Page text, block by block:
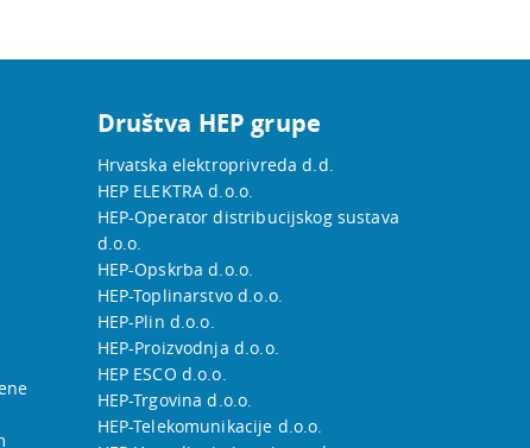
Društva HEP grupe
Hrvatska elektroprivreda d.d.
HEP ELEKTRA d.o.o.
HEP-Operator distribucijskog sustava
d.o.o.
HEP-Opskrba d.o.o.
HEP-Toplinarstvo d.o.o.
HEP-Plin d.o.o.
HEP-Proizvodnja d.o.o.
HEP ESCO d.o.o.
HEP-Trgovina d.o.o.
HEP-Telekomunikacije d.o.o.